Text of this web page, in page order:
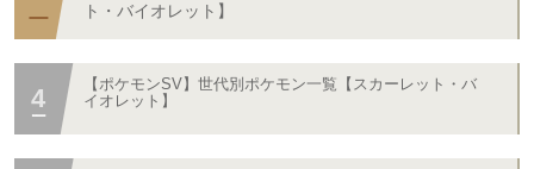
ト・バイオレット】
【ポケモンSV】世代別ポケモン一覧【スカーレット・バ
イオレット】